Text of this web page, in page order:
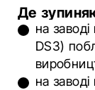
Де
на
DS3)
на